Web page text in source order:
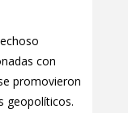
con
promovieron
geopolíticos.